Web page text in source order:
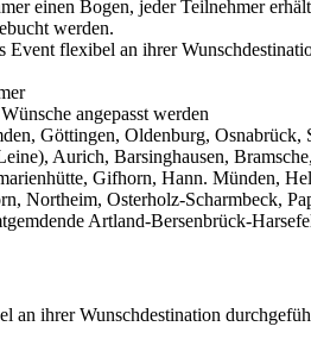
einen Bogen, jeder Teilnehmer
werden.
flexibel an ihrer
angepasst werden
Göttingen, Oldenburg,
Aurich, Barsinghausen,
Gifhorn, Hann. Münden,
Northeim, Osterholz-Scharmbeck,
Artland-Bersenbrück-
an ihrer Wunschdestination